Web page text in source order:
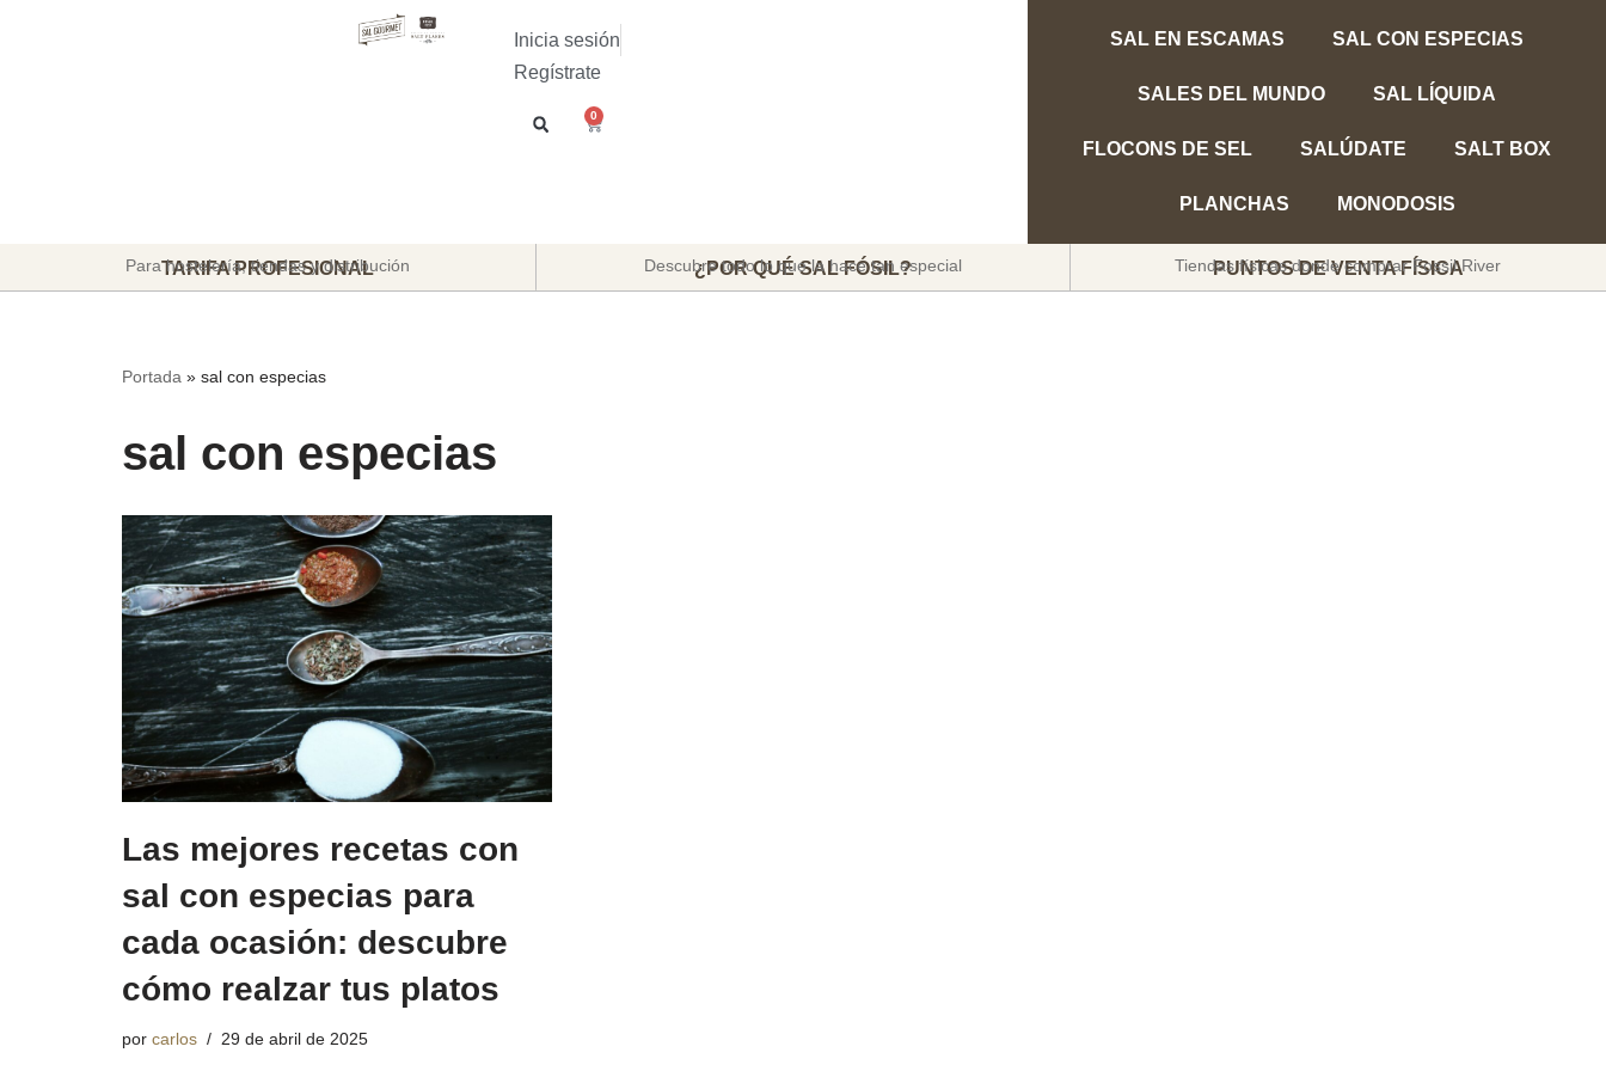
Inicia sesión
Regístrate
0
SAL EN ESCAMAS SAL CON ESPECIAS
SALES DEL MUNDO SAL LÍQUIDA
FLOCONS DE SEL SALÚDATE SALT BOX
PLANCHAS MONODOSIS
TARIFA PROFESIONAL
Para hostelería, tiendas y distribución ¿POR QUÉ SAL FÓSIL?
Descubre todo lo que la hace tan especial PUNTOS DE VENTA FÍSICA
Tiendas físicas donde comprar Fossil River
Portada » sal con especias
sal con especias
Las mejores recetas con
sal con especias para
cada ocasión: descubre
cómo realzar tus platos
por carlos 29 de abril de 2025